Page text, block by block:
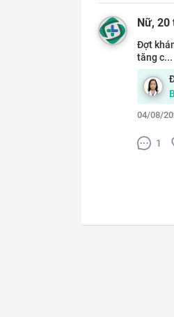
Nữ, 20
Đợt
tăng c...
04/08/
1